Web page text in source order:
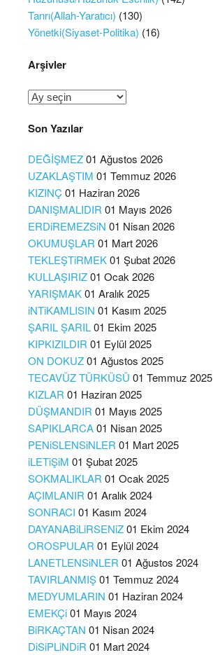
Tanrı(Allah-Yaratıcı) (130)
Yönetki(Siyaset-Politika) (16)
Arşivler
Arşivler
Son Yazılar
DEĞİŞMEZ01 Ağustos 2026
UZAKLAŞTIM 01 Temmuz 2026
KIZINÇ 01 Haziran 2026
DANIŞMALIDIR 01 Mayıs 2026
ERDiREMEZSiN 01 Nisan 2026
OKUMUŞLAR 01 Mart 2026
TEKLEŞTiRMEK01 Şubat 2026
KULLAŞIRIZ01 Ocak 2026
YARIŞMAK01 Aralık 2025
iNTiKAMLISIN 01 Kasım 2025
ŞARIL ŞARIL01 Ekim 2025
KIPKIZILDIR 01 Eylül 2025
ON DOKUZ01 Ağustos 2025
TECAVÜZ TÜRKÜSÜ 01 Temmuz 2025
KIZLAR 01 Haziran 2025
DÜŞMANDIR 01 Mayıs 2025
SAPIKLARCA01 Nisan 2025
PENiSLENSiNLER 01 Mart 2025
iLETiŞiM 01 Şubat 2025
SOKMALIKLAR 01 Ocak 2025
AÇIMLANIR 01 Aralık 2024
SONRACI 01 Kasım 2024
DAYANABiLiRSENiZ01 Ekim 2024
OROSPULAR 01 Eylül 2024
LANETLENSiNLER 01 Ağustos 2024
TAVIRLANMIŞ01 Temmuz 2024
MEDYUMLARIN 01 Haziran 2024
EMEKÇi01 Mayıs 2024
BiRKAÇTAN 01 Nisan 2024
DiSiPLiNDiR 01 Mart 2024